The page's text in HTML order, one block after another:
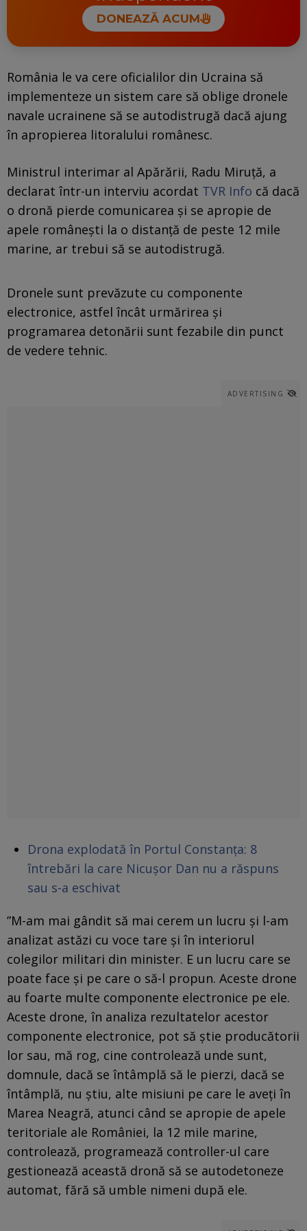
DONEAZĂ ACUM
România le va cere oficialilor din Ucraina să
implementeze un sistem care să oblige dronele
navale ucrainene să se autodistrugă dacă ajung
în apropierea litoralului românesc.
Ministrul interimar al Apărării, Radu Miruță, a
declarat într-un interviu acordat TVR Info că dacă
o dronă pierde comunicarea și se apropie de
apele românești la o distanță de peste 12 mile
marine, ar trebui să se autodistrugă.
Dronele sunt prevăzute cu componente
electronice, astfel încât urmărirea și
programarea detonării sunt fezabile din punct
de vedere tehnic.
ADVERTISING
Drona explodată în Portul Constanța: 8
întrebări la care Nicușor Dan nu a răspuns
sau s-a eschivat
”M-am mai gândit să mai cerem un lucru și l-am
analizat astăzi cu voce tare și în interiorul
colegilor militari din minister. E un lucru care se
poate face și pe care o să-l propun. Aceste drone
au foarte multe componente electronice pe ele.
Aceste drone, în analiza rezultatelor acestor
componente electronice, pot să știe producătorii
lor sau, mă rog, cine controlează unde sunt,
domnule, dacă se întâmplă să le pierzi, dacă se
întâmplă, nu știu, alte misiuni pe care le aveți în
Marea Neagră, atunci când se apropie de apele
teritoriale ale României, la 12 mile marine,
controlează, programează controller-ul care
gestionează această dronă să se autodetoneze
automat, fără să umble nimeni după ele.